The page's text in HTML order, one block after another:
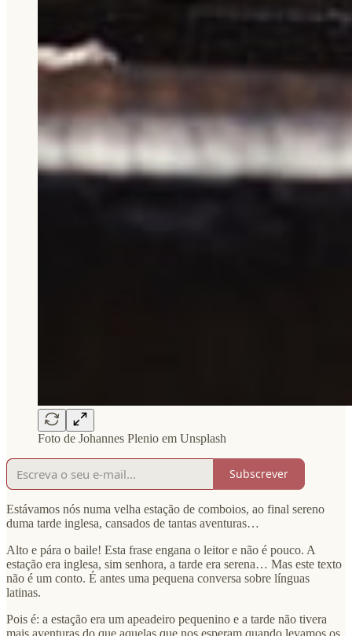
Foto de Johannes Plenio em Unsplash
Subscrever
Estávamos nós numa velha estação de comboios, ao final sereno
duma tarde inglesa, cansados de tantas aventuras…
Alto e pára o baile! Esta frase engana o leitor e não é pouco. A
estação era inglesa, sim senhora, a tarde era serena… Mas este texto
não é um conto. É antes uma pequena conversa sobre línguas
latinas.
Pois é: a estação era um apeadeiro pequenino e a tarde não tivera
mais aventuras do que aquelas que nos esperam quando levamos os